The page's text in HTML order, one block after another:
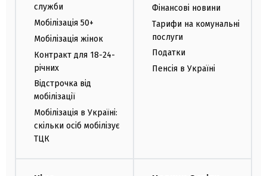
служби
Мобілізація 50+
Мобілізація жінок
Контракт для 18-24-
річних
Відстрочка від
мобілізації
Мобілізація в Україні:
скільки осіб мобілізує
ТЦК
Фінансові новини
Тарифи на комунальні
послуги
Податки
Пенсія в Україні